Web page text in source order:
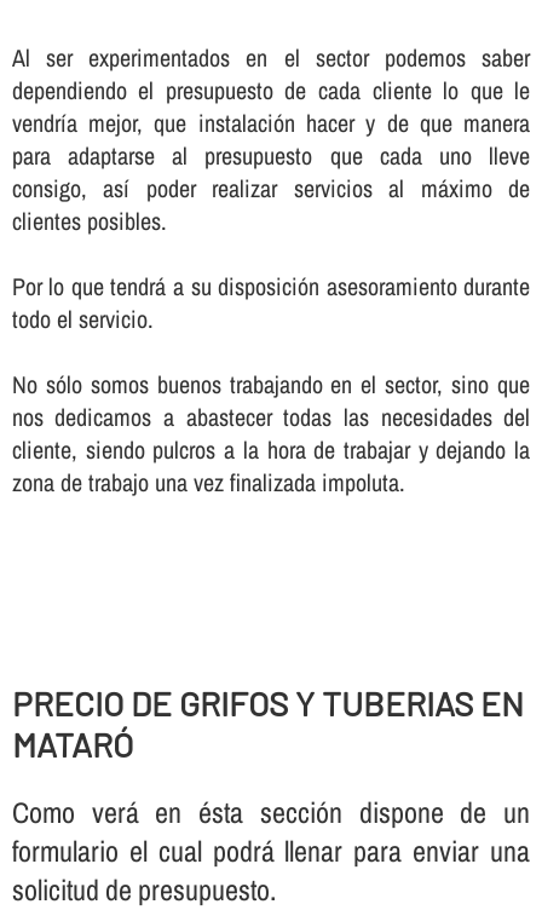
Al ser experimentados en el sector podemos saber
dependiendo el presupuesto de cada cliente lo que le
vendrí­a mejor, que instalación hacer y de que manera
para adaptarse al presupuesto que cada uno lleve
consigo, así­ poder realizar servicios al máximo de
clientes posibles.
Por lo que tendrá a su disposición asesoramiento durante
todo el servicio.
No sólo somos buenos trabajando en el sector, sino que
nos dedicamos a abastecer todas las necesidades del
cliente, siendo pulcros a la hora de trabajar y dejando la
zona de trabajo una vez finalizada impoluta.
PRECIO DE GRIFOS Y TUBERIAS EN
MATARÓ
Como verá en ésta sección dispone de un
formulario el cual podrá llenar para enviar una
solicitud de presupuesto.